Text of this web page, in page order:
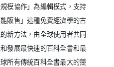
模協作」為編輯模式，支持
販售」這種免費經濟學的古
新方法，由全球使用者共同
發展最快速的百科全書和最
所有傳統百科全書最大的競